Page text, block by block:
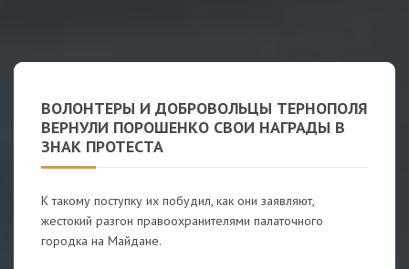
ВОЛОНТЕРЫ И ДОБРОВОЛЬЦЫ ТЕРНОПОЛЯ
ВЕРНУЛИ ПОРОШЕНКО СВОИ НАГРАДЫ В
ЗНАК ПРОТЕСТА
К такому поступку их побудил, как они заявляют,
жестокий разгон правоохранителями палаточного
городка на Майдане.